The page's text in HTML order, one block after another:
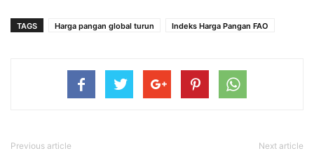
TAGS Harga pangan global turun Indeks Harga Pangan FAO
Previous article Next article